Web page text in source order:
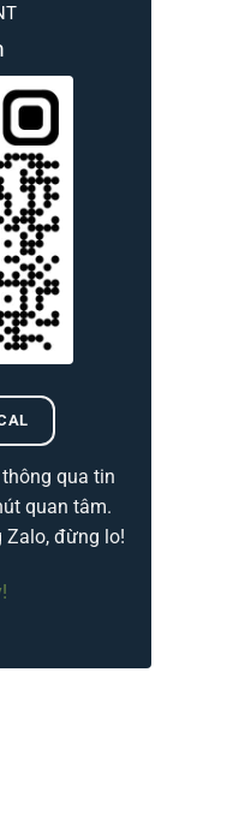
qua tin
quan tâm.
Zalo, đừng lo!